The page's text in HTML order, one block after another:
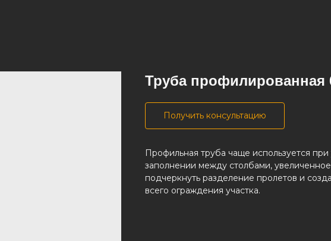
Труба профилированная
Получить консультацию
Профильная труба чаще используется
заполнении между столбами,
подчеркнуть разделение пролетов и
всего ограждения участка.